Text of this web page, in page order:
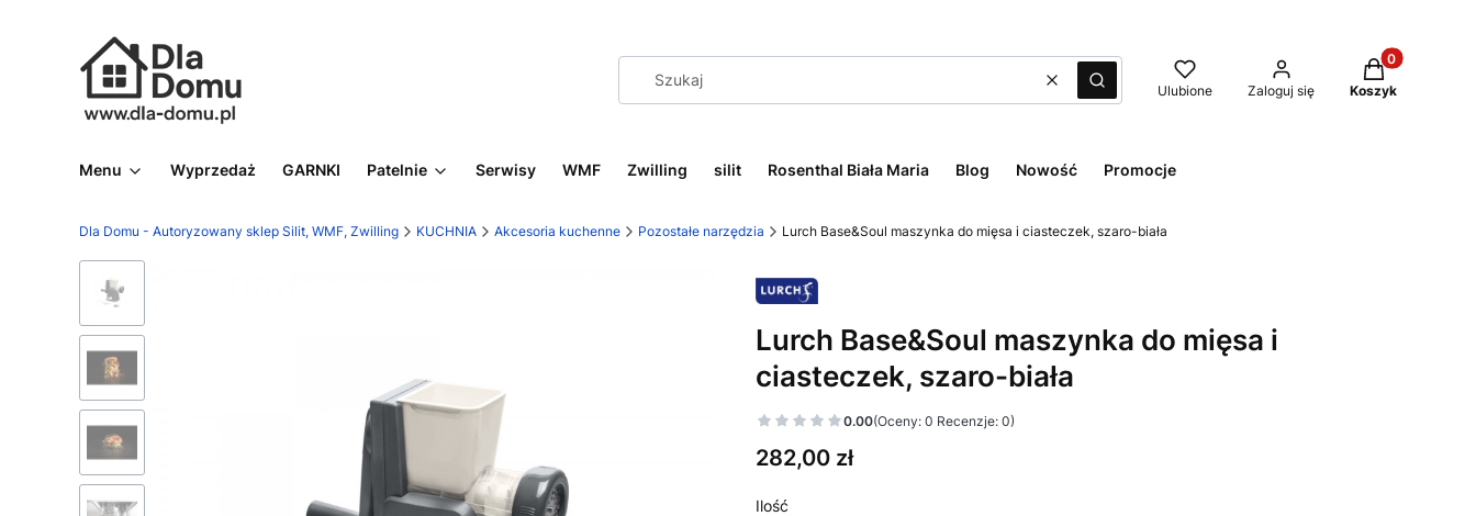
WyczyśćSzukaj Ulubione Zaloguj się
Produkty w
Koszyk
Menu Wyprzedaż GARNKI Patelnie Serwisy WMF Zwilling silit Rosenthal Biała Maria Blog Nowość Promocje
Dla Domu - Autoryzowany sklep Silit, WMF, Zwilling KUCHNIA Akcesoria kuchenne Pozostałe narzędzia Lurch Base&Soul maszynka do mięsa i ciasteczek, szaro-biała
Lurch Base&Soul maszynka do mięsa i
ciasteczek, szaro-biała
0.00(Oceny: 0 Recenzje: 0)
Cena
282,00 zł
Ilość